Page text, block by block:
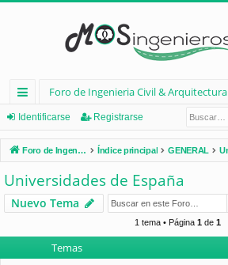
nl
ac
es
rá
pi
d
Foro de Ingenieria Civil & Arquitectura
Identificarse Registrarse
Foro de Ingenieria Civil & Arquitectura Índice principal GENERAL
Universidades de España
Nuevo Tema
1 tema • Página 1de 1
Temas